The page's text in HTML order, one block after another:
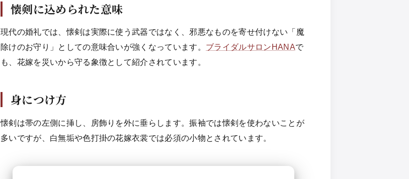
懐剣に込められた意味
現代の婚礼では、懐剣は実際に使う武器ではなく、邪悪なものを寄せ付けない「魔
除けのお守り」としての意味合いが強くなっています。 ブライダルサロンHANAで
も、花嫁を災いから守る象徴として紹介されています。
身につけ方
懐剣は帯の左側に挿し、房飾りを外に垂らします。振袖では懐剣を使わないことが
多いですが、白無垢や色打掛の花嫁衣裳では必須の小物とされています。